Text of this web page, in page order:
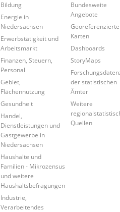
Bildung
Energie in
Niedersachsen
Erwerbstätigkeit und
Arbeitsmarkt
Finanzen, Steuern,
Personal
Gebiet,
Flächennutzung
Gesundheit
Handel,
Dienstleistungen und
Gastgewerbe in
Niedersachsen
Haushalte und
Familien - Mikrozensus
und weitere
Haushaltsbefragungen
Industrie,
Verarbeitendes
Bundesweite
Angebote
Georeferenzierte
Karten
Dashboards
StoryMaps
der statistischen
Ämter
Weitere
Quellen